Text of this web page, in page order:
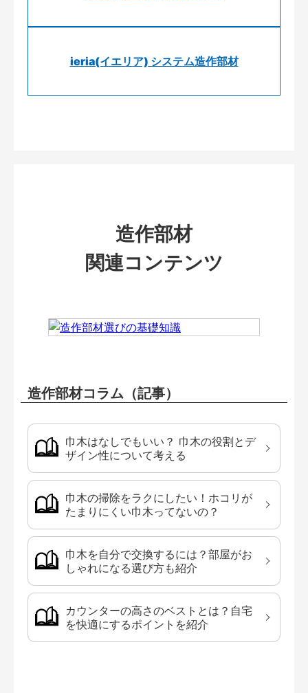
ieria(イエリア) システム造作部材
造作部材
関連コンテンツ
造作部材コラム（記事）
巾木はなしでもいい？ 巾木の役割とデ
ザイン性について考える
巾木の掃除をラクにしたい！ホコリが
たまりにくい巾木ってないの？
巾木を自分で交換するには？部屋がお
しゃれになる選び方も紹介
カウンターの高さのベストとは？自宅
を快適にするポイントを紹介